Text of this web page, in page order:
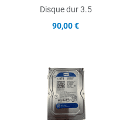
Disque dur 3.5
90,00 €